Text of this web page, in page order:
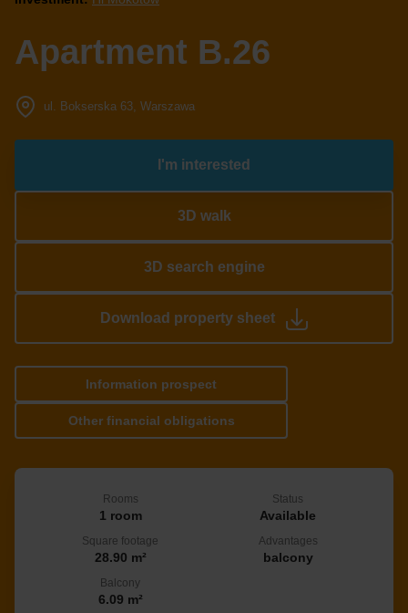
Apartment B.26
ul. Bokserska 63, Warszawa
I'm interested
3D walk
3D search engine
Download property sheet
Information prospect
Other financial obligations
Rooms
1 room
Square footage
28.90 m²
Balcony
6.09 m²
Status
Available
Advantages
balcony